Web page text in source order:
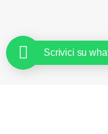
Scrivici su